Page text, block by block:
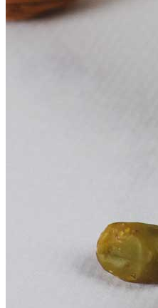
patisserie_conte
Nous suivre